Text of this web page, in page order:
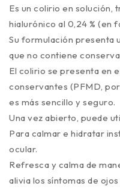
Es un colirio en solución,
hialurónico al 0,24 % (en
Su formulación presenta
que no contiene
El colirio se presenta en
conservantes (PFMD,
es más sencillo y seguro.
Una vez abierto, puede
Para calmar e hidratar
ocular.
Refresca y calma de
alivia los síntomas de